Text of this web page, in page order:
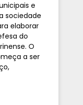
e
sociedade
elaborar
do
O
a ser